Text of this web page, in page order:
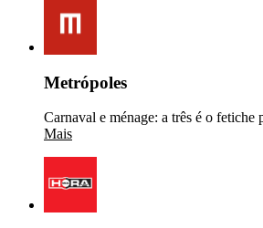
Metrópoles
Carnaval e ménage: a três é o fetiche
Mais